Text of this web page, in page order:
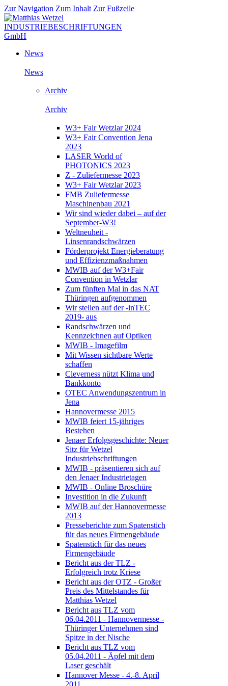
Zur Navigation Zum Inhalt Zur Fußzeile
News
News
Archiv
Archiv
W3+ Fair Wetzlar 2024
W3+ Fair Convention Jena
2023
LASER World of
PHOTONICS 2023
Z - Zuliefermesse 2023
W3+ Fair Wetzlar 2023
FMB Zuliefermesse
Maschinenbau 2021
Wir sind wieder dabei – auf der
September-W3!
Weltneuheit -
Linsenrandschwärzen
Förderprojekt Energieberatung
und Effizienzmaßnahmen
MWIB auf der W3+Fair
Convention in Wetzlar
Zum fünften Mal in das NAT
Thüringen aufgenommen
Wir stellen auf der -inTEC
2019- aus
Randschwärzen und
Kennzeichnen auf Optiken
MWIB - Imagefilm
Mit Wissen sichtbare Werte
schaffen
Cleverness nützt Klima und
Bankkonto
OTEC Anwendungszentrum in
Jena
Hannovermesse 2015
MWIB feiert 15-jähriges
Bestehen
Jenaer Erfolgsgeschichte: Neuer
Sitz für Wetzel
Industriebschriftungen
MWIB - präsentieren sich auf
den Jenaer Industrietagen
MWIB - Online Broschüre
Investition in die Zukunft
MWIB auf der Hannovermesse
2013
Presseberichte zum Spatenstich
für das neues Firmengebäude
Spatenstich für das neues
Firmengebäude
Bericht aus der TLZ -
Erfolgreich trotz Kriese
Bericht aus der OTZ - Großer
Preis des Mittelstandes für
Matthias Wetzel
Bericht aus TLZ vom
06.04.2011 - Hannovermesse -
Thüringer Unternehmen sind
Spitze in der Nische
Bericht aus TLZ vom
05.04.2011 - Äpfel mit dem
Laser geschält
Hannover Messe - 4.-8. April
2011